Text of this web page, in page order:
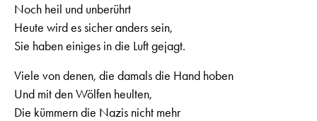
Noch heil und unberührt
Heute wird es sicher anders sein,
Sie haben einiges in die Luft gejagt.
Viele von denen, die damals die Hand hoben
Und mit den Wölfen heulten,
Die kümmern die Nazis nicht mehr